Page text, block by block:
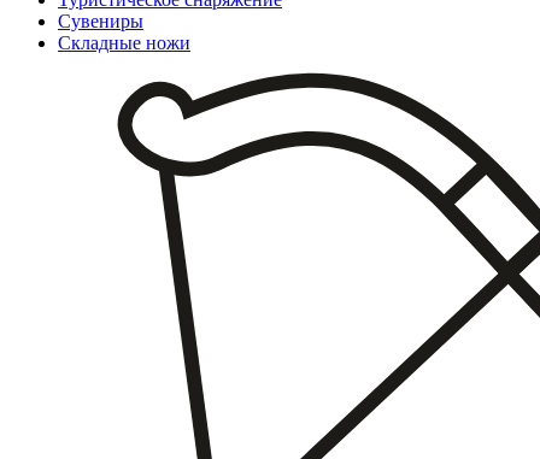
Сувениры
Складные ножи